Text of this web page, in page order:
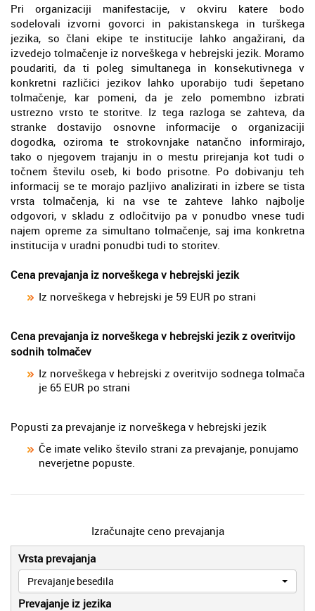
Pri organizaciji manifestacije, v okviru katere bodo
sodelovali izvorni govorci in pakistanskega in turškega
jezika, so člani ekipe te institucije lahko angažirani, da
izvedejo tolmačenje iz norveškega v hebrejski jezik. Moramo
poudariti, da ti poleg simultanega in konsekutivnega v
konkretni različici jezikov lahko uporabijo tudi šepetano
tolmačenje, kar pomeni, da je zelo pomembno izbrati
ustrezno vrsto te storitve. Iz tega razloga se zahteva, da
stranke dostavijo osnovne informacije o organizaciji
dogodka, oziroma te strokovnjake natančno informirajo,
tako o njegovem trajanju in o mestu prirejanja kot tudi o
točnem številu oseb, ki bodo prisotne. Po dobivanju teh
informacij se te morajo pazljivo analizirati in izbere se tista
vrsta tolmačenja, ki na vse te zahteve lahko najbolje
odgovori, v skladu z odločitvijo pa v ponudbo vnese tudi
najem opreme za simultano tolmačenje, saj ima konkretna
institucija v uradni ponudbi tudi to storitev.
Cena prevajanja iz norveškega v hebrejski jezik
Iz norveškega v hebrejski je 59 EUR po strani
Cena prevajanja iz norveškega v hebrejski jezik z overitvijo
sodnih tolmačev
Iz norveškega v hebrejski z overitvijo sodnega tolmača
je 65 EUR po strani
Popusti za prevajanje iz norveškega v hebrejski jezik
Če imate veliko število strani za prevajanje, ponujamo
neverjetne popuste.
Izračunajte ceno prevajanja
Vrsta prevajanja
Prevajanje besedila
Prevajanje iz jezika